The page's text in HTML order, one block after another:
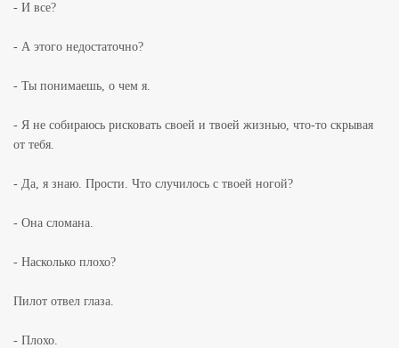
- И все?
- А этого недостаточно?
- Ты понимаешь, о чем я.
- Я не собираюсь рисковать своей и твоей жизнью, что-то скрывая
от тебя.
- Да, я знаю. Прости. Что случилось с твоей ногой?
- Она сломана.
- Насколько плохо?
Пилот отвел глаза.
- Плохо.